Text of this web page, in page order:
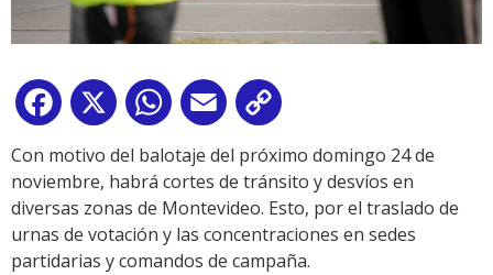
Facebook
X WhatsApp
Email
Link
Con motivo del balotaje del próximo domingo 24 de
noviembre, habrá cortes de tránsito y desvíos en
diversas zonas de Montevideo. Esto, por el traslado de
urnas de votación y las concentraciones en sedes
partidarias y comandos de campaña.